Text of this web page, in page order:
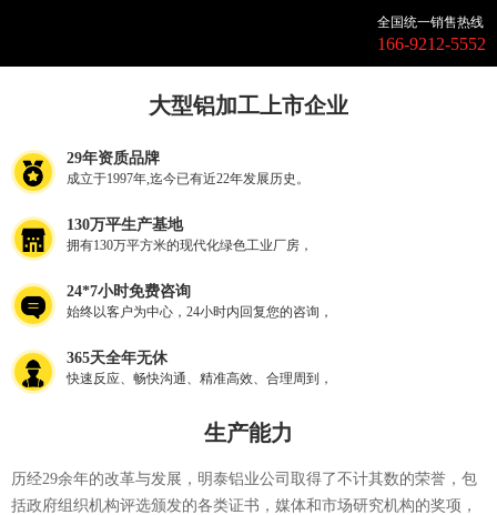
全国统一销售热线
166-9212-5552
大型铝加工上市企业
29年资质品牌
成立于1997年,迄今已有近22年发展历史。
130万平生产基地
拥有130万平方米的现代化绿色工业厂房，
24*7小时免费咨询
始终以客户为中心，24小时内回复您的咨询，
365天全年无休
快速反应、畅快沟通、精准高效、合理周到，
生产能力
历经29余年的改革与发展，明泰铝业公司取得了不计其数的荣誉，包
括政府组织机构评选颁发的各类证书，媒体和市场研究机构的奖项，